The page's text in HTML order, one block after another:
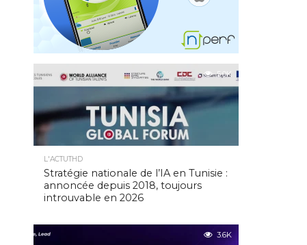
5.0K
L'ACTUTHD
Stratégie nationale de l’IA en Tunisie :
annoncée depuis 2018, toujours
introuvable en 2026
3.6K